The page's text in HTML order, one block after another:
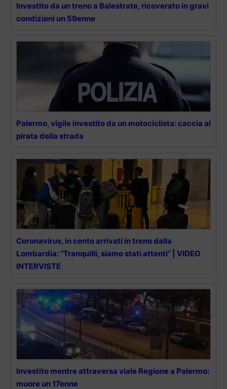
Investito da un treno a Balestrate, ricoverato in gravi
condizioni un 59enne
Palermo, vigile investito da un motociclista: caccia al
pirata della strada
Coronavirus, in cento arrivati in treno dalla
Lombardia: “Tranquilli, siamo stati attenti” | VIDEO
INTERVISTE
Investito mentre attraversa viale Regione a Palermo:
muore un 17enne